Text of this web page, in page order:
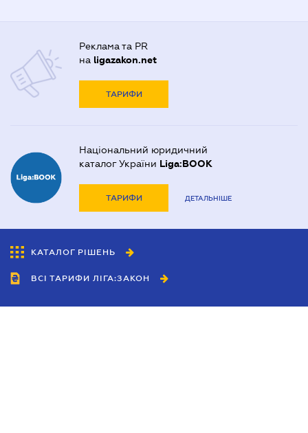
Реклама та PR
на ligazakon.net
ТАРИФИ
Національний юридичний
каталог України Liga:BOOK
ТАРИФИ ДЕТАЛЬНІШЕ
КАТАЛОГ РІШЕНЬ
ВСІ ТАРИФИ ЛІГА:ЗАКОН